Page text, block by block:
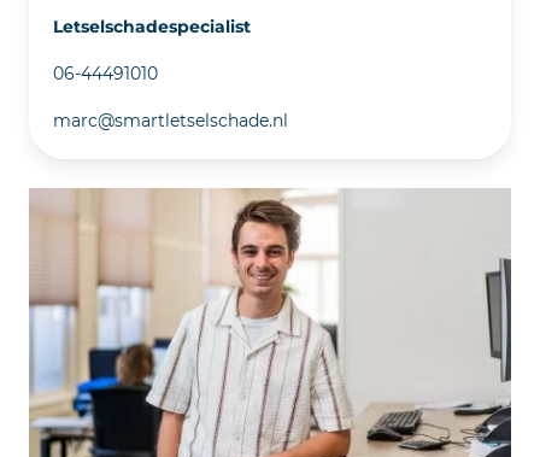
Letselschadespecialist
06-44491010
marc@smartletselschade.nl